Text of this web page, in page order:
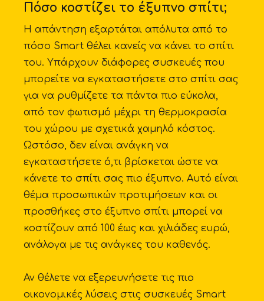
Πόσο κοστίζει το έξυπνο σπίτι;
Η απάντηση εξαρτάται απόλυτα από το
πόσο Smart θέλει κανείς να κάνει το σπίτι
του. Υπάρχουν διάφορες συσκευές που
μπορείτε να εγκαταστήσετε στο σπίτι σας
για να ρυθμίζετε τα πάντα πιο εύκολα,
από τον φωτισμό μέχρι τη θερμοκρασία
του χώρου με σχετικά χαμηλό κόστος.
Ωστόσο, δεν είναι ανάγκη να
εγκαταστήσετε ό,τι βρίσκεται ώστε να
κάνετε το σπίτι σας πιο έξυπνο. Αυτό είναι
θέμα προσωπικών προτιμήσεων και οι
προσθήκες στο έξυπνο σπίτι μπορεί να
κοστίζουν από 100 έως και χιλιάδες ευρώ,
ανάλογα με τις ανάγκες του καθενός.
Αν θέλετε να εξερευνήσετε τις πιο
οικονομικές λύσεις στις συσκευές Smart